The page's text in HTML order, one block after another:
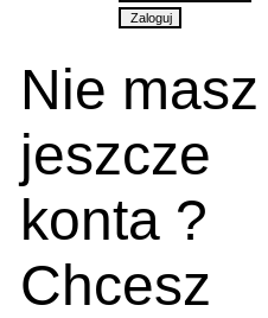
Nie masz
jeszcze
konta ?
Chcesz